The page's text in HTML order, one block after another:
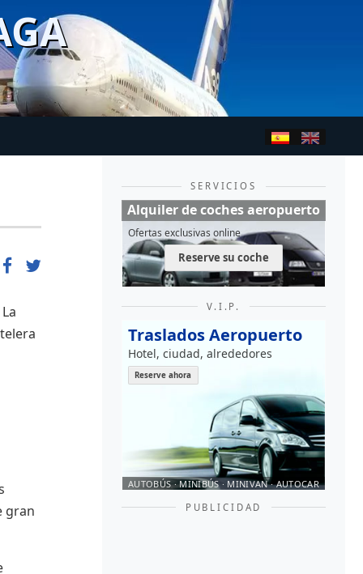
gran
SERVICIOS
Alquiler de coches aeropuerto
Ofertas exclusivas online
Reserve su coche
V.I.P.
Traslados Aeropuerto
Hotel, ciudad, alrededores
Reserve ahora
AUTOBÚS · MINIBÚS · MINIVAN · AUTOCAR
PUBLICIDAD